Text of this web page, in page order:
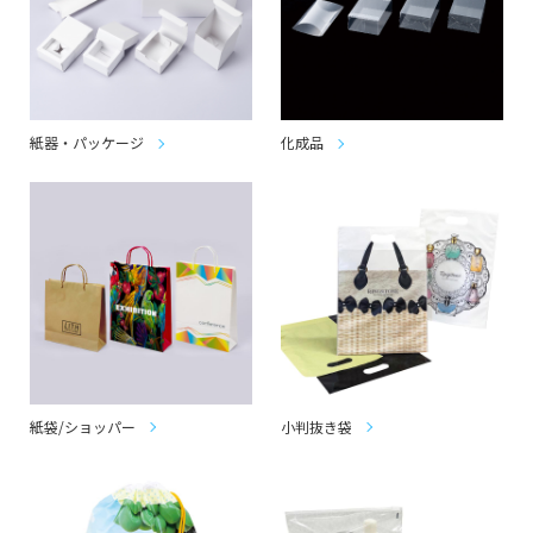
紙器・パッケージ 化成品
紙袋/ショッパー 小判抜き袋